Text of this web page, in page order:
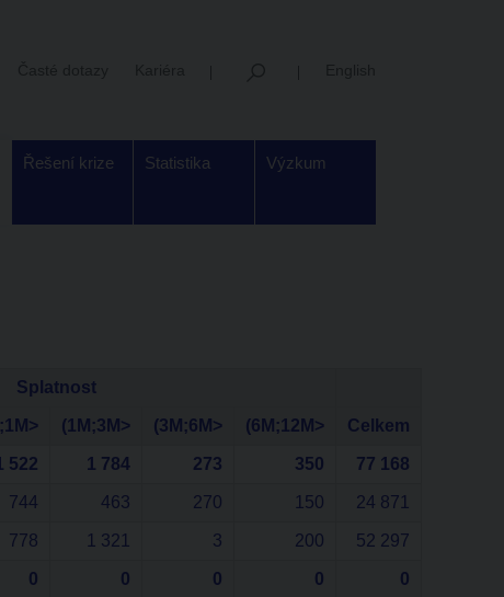
Řešení krize Statistika Výzkum
Splatnost
(1M;3M> (3M;6M> (6M;12M> Celkem
522 1 784 273 350 77 168
744 463 270 150 24 871
778 1 321 3 200 52 297
0 0 0 0 0